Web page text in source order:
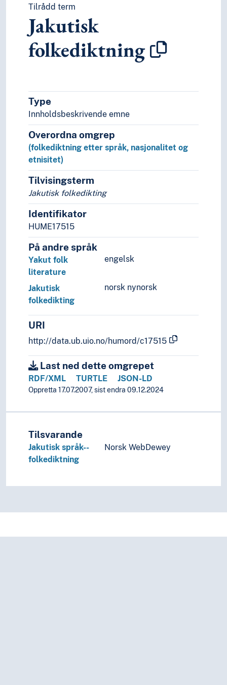
Samisk folkediktning
Samoisk folkediktning
Sefardisk-spansk folkediktning
Serbisk folkediktning
Serbokroatisk folkediktning
Somali folkediktning
Svanisk folkediktning
Svensk folkediktning
Sørarabisk folkediktning
Tagalog folkediktning
Tigrinja folkediktning
Tsjuvasjisk folkediktning
Tulu folkediktning
Tuvinsk folkediktning
Tyrkisk folkediktning
Tysk folkediktning
Udmurt folkediktning
Ukrainsk folkediktning
Usbekisk folkediktning
Votisk folkediktning
Fabler
Folkeeventyr
Folkeviser
Gåter
Legender
Ordtak
Regler (Vers)
Rim
Tilrådd term
Jakutisk
folkediktning
Type
Innholdsbeskrivende emne
Overordna omgrep
(folkediktning etter språk, nasjonalitet og
etnisitet)
Tilvisingsterm
Jakutisk folkedikting
Identifikator
HUME17515
På andre språk
engelsk
Yakut folk
literature
norsk nynorsk
Jakutisk
folkedikting
URI
http://data.ub.uio.no/humord/c17515
Last ned dette omgrepet
RDF/XML TURTLE JSON-LD
Oppretta 17.07.2007, sist endra 09.12.2024
Tilsvarande
Jakutisk språk--
folkediktning
Norsk WebDewey